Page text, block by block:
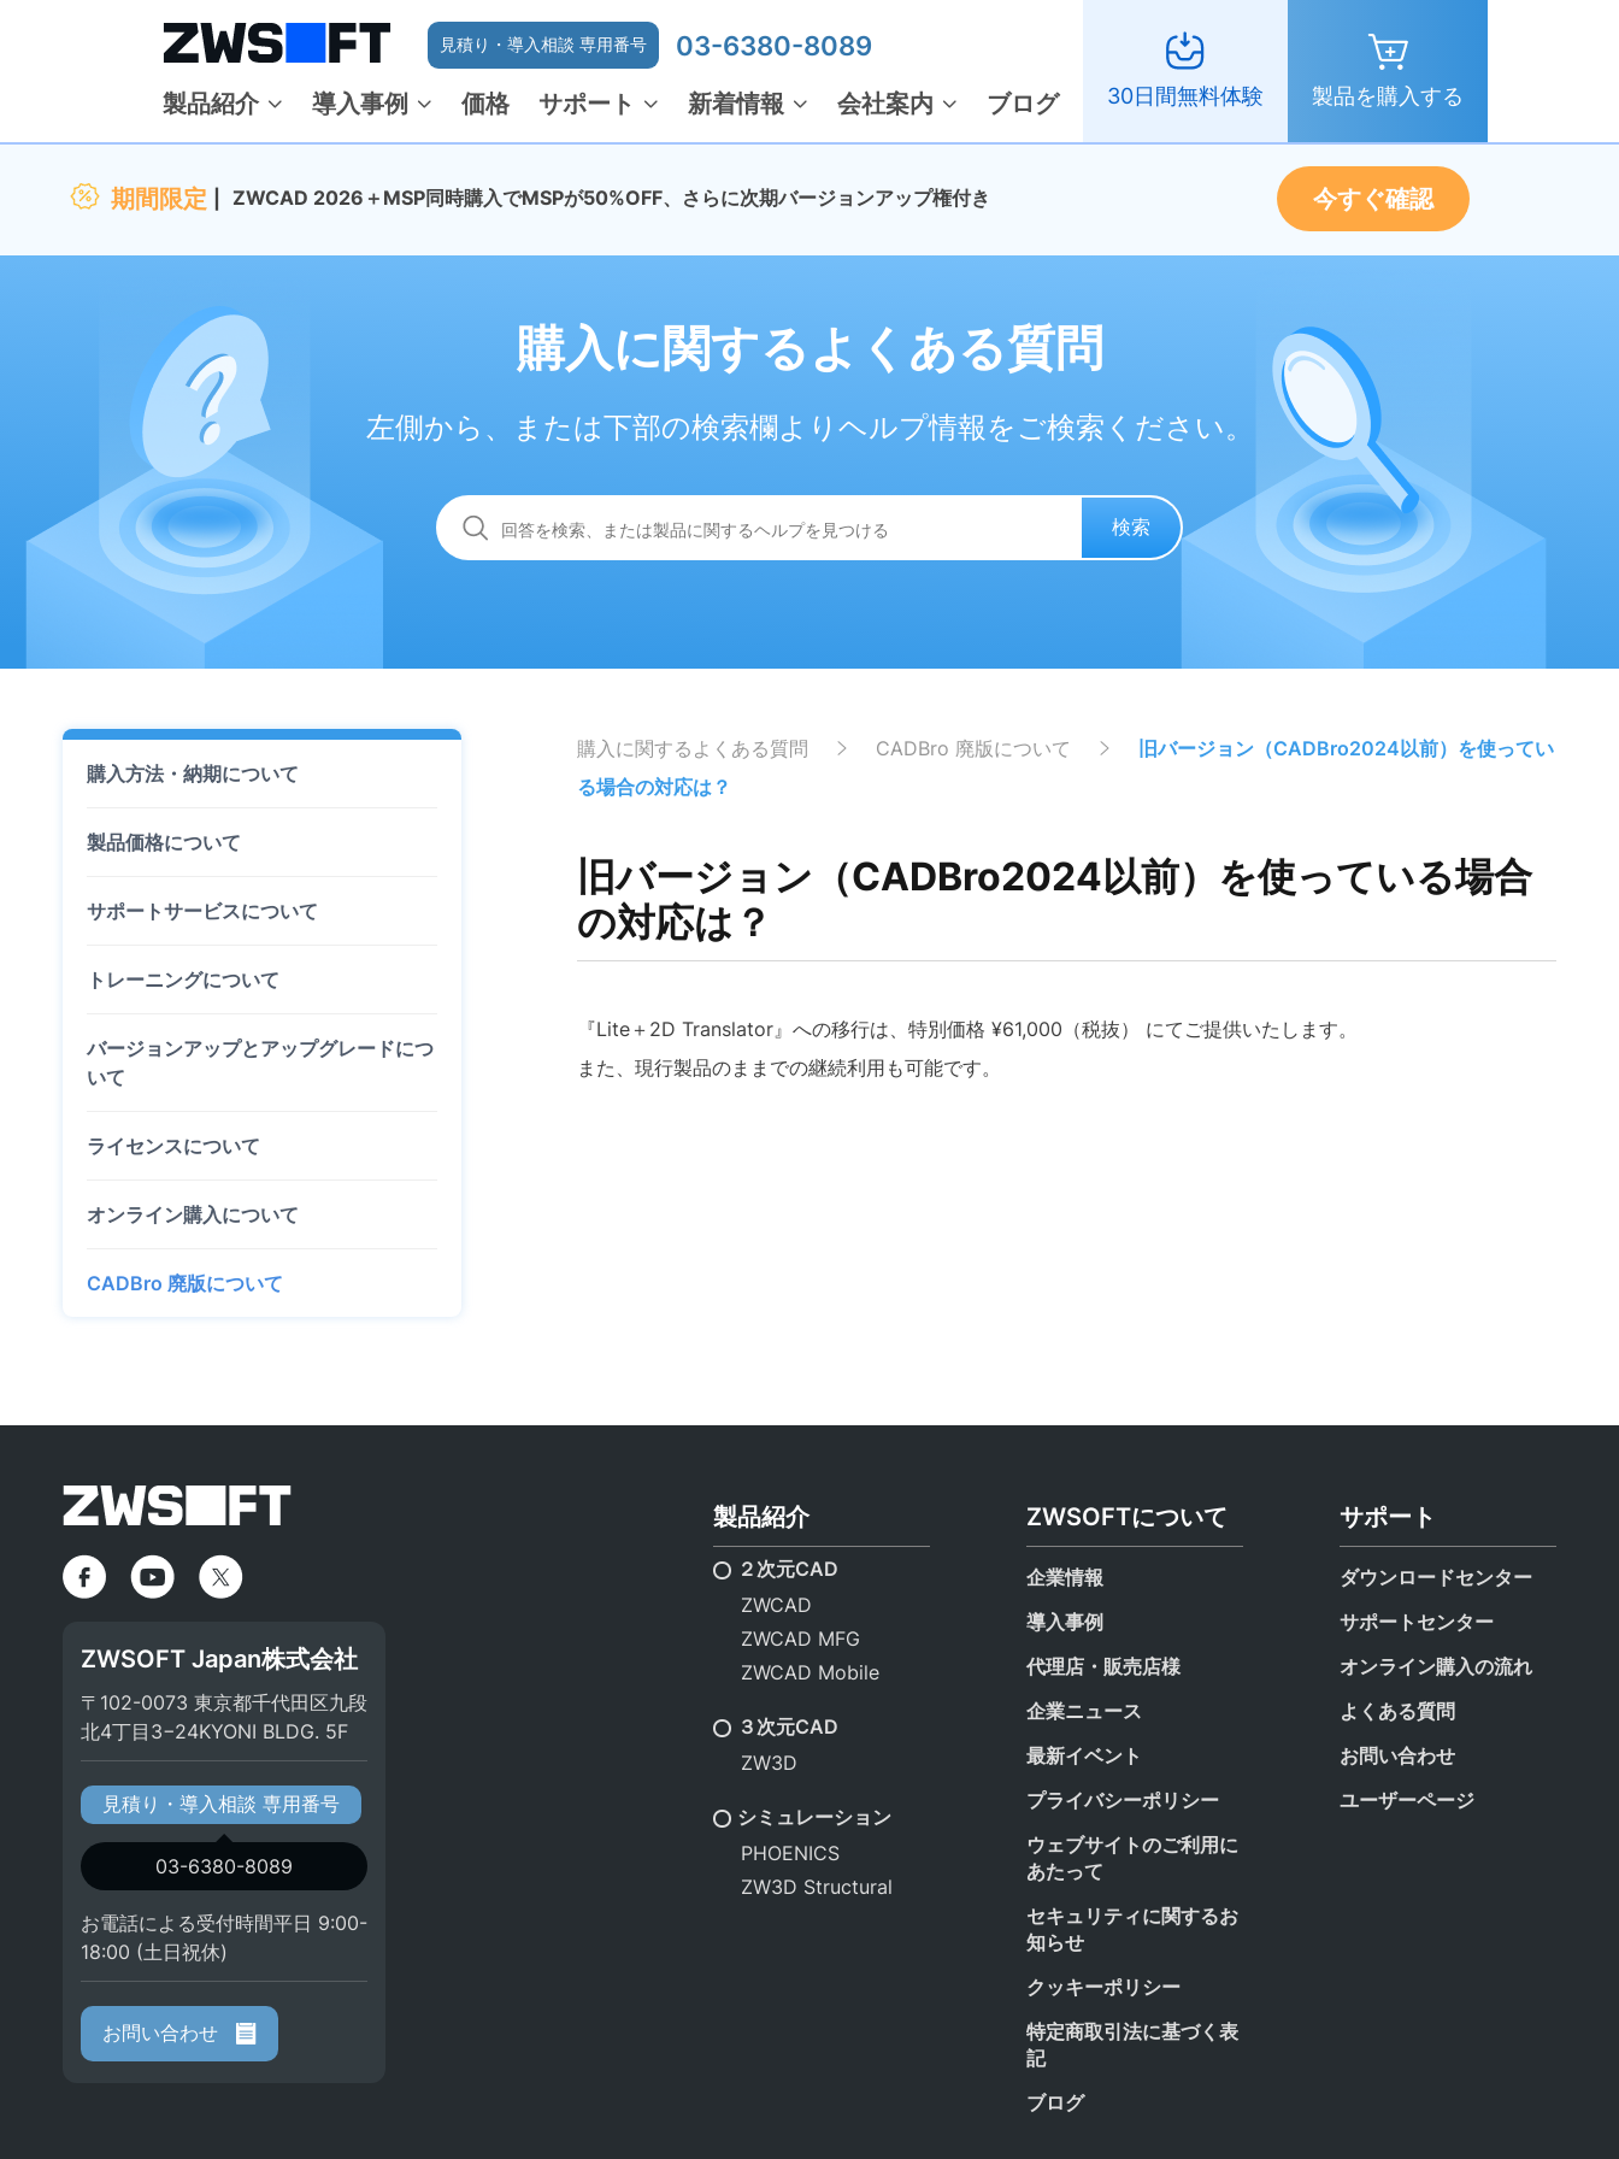
見積り・導入相談 専用番号 03-6380-8089
製品紹介 導入事例 価格 サポート 新着情報 会社案内 ブログ 30日間無料体験 製品を購入する
期間限定 ZWCAD 2026＋MSP同時購入でMSPが50%OFF、さらに次期バージョンアップ権付き 今すぐ確認
購入に関するよくある質問
左側から、または下部の検索欄よりヘルプ情報をご検索ください。
検索
購入方法・納期について
製品価格について
サポートサービスについて
トレーニングについて
バージョンアップとアップグレードにつ
いて
ライセンスについて
オンライン購入について
CADBro 廃版について
購入に関するよくある質問 CADBro 廃版について
旧バージョン（CADBro2024以前）を使ってい
る場合の対応は？
旧バージョン（CADBro2024以前）を使っている場合
の対応は？
『Lite＋2D Translator』への移行は、特別価格 ¥61,000（税抜） にてご提供いたします。
また、現行製品のままでの継続利用も可能です。
ZWSOFT Japan株式会社
〒102-0073 東京都千代田区九段
北4丁目3−24KYONI BLDG. 5F
見積り・導入相談 専用番号
03-6380-8089
お電話による受付時間平日 9:00-
18:00 (土日祝休)
お問い合わせ
製品紹介
２次元CAD
ZWCAD
ZWCAD MFG
ZWCAD Mobile
３次元CAD
ZW3D
シミュレーション
PHOENICS
ZW3D Structural
ZWSOFTについて
企業情報
導入事例
代理店・販売店様
企業ニュース
最新イベント
プライバシーポリシー
ウェブサイトのご利用に
あたって
セキュリティに関するお
知らせ
クッキーポリシー
特定商取引法に基づく表
記
ブログ
サポート
ダウンロードセンター
サポートセンター
オンライン購入の流れ
よくある質問
お問い合わせ
ユーザーページ